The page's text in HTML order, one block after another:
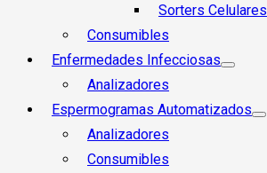
Sorters Celulares
Consumibles
Enfermedades Infecciosas
Analizadores
Espermogramas Automatizados
Analizadores
Consumibles